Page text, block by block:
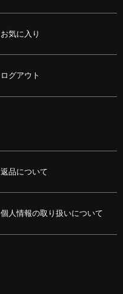
お気に入り
ログアウト
返品について
個人情報の取り扱いについて